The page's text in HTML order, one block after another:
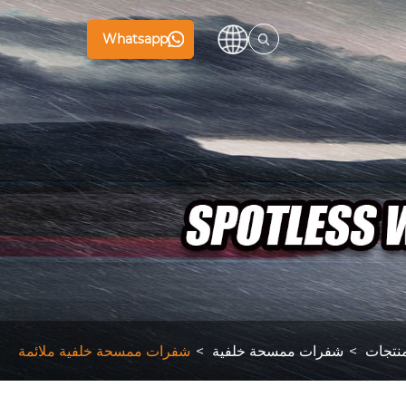
Whatsapp
شفرات ممسحة خلفية شفرات ممسحة خلفية ملائمة